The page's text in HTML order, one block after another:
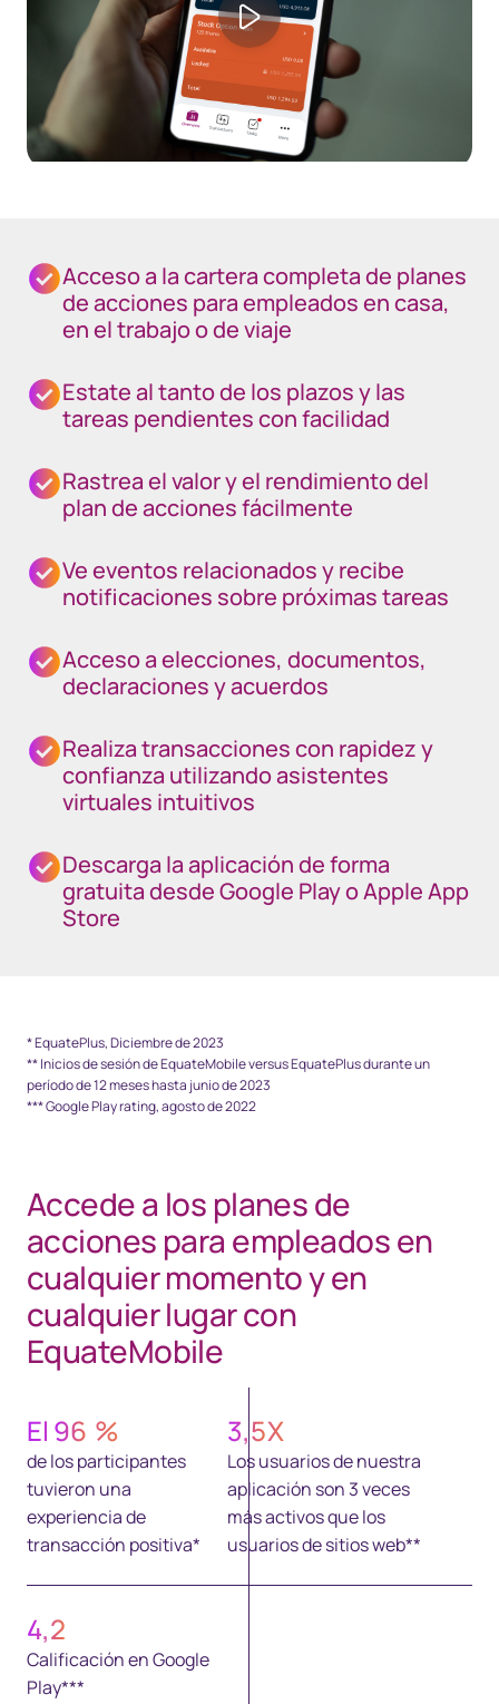
Play video
Acceso a la cartera completa de planes
de acciones para empleados en casa,
en el trabajo o de viaje
Estate al tanto de los plazos y las
tareas pendientes con facilidad
Rastrea el valor y el rendimiento del
plan de acciones fácilmente
Ve eventos relacionados y recibe
notificaciones sobre próximas tareas
Acceso a elecciones, documentos,
declaraciones y acuerdos
Realiza transacciones con rapidez y
confianza utilizando asistentes
virtuales intuitivos
Descarga la aplicación de forma
gratuita desde Google Play o Apple App
Store
* EquatePlus, Diciembre de 2023
** Inicios de sesión de EquateMobile versus EquatePlus durante un
período de 12 meses hasta junio de 2023
*** Google Play rating, agosto de 2022
Accede a los planes de
acciones para empleados en
cualquier momento y en
cualquier lugar con
EquateMobile
El 96 %
de los participantes
tuvieron una
experiencia de
transacción positiva*
3,5X
Los usuarios de nuestra
aplicación son 3 veces
más activos que los
usuarios de sitios web**
4,2
Calificación en Google
Play***